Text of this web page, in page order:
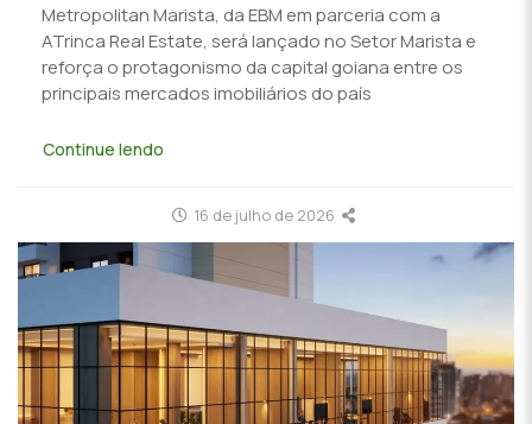
Metropolitan Marista, da EBM em parceria com a
ATrinca Real Estate, será lançado no Setor Marista e
reforça o protagonismo da capital goiana entre os
principais mercados imobiliários do país
Continue lendo
16 de julho de 2026